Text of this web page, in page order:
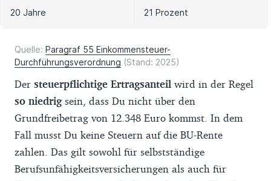
20 Jahre 21 Prozent
Quelle: Paragraf 55 Einkommensteuer-
Durchführungsverordnung (Stand: 2025)
Der steuerpflichtige Ertragsanteil wird in der Regel
so niedrigsein, dass Du nicht über den
Grundfreibetrag von 12.348 Euro kommst. In dem
Fall musst Du keine Steuern auf die BU-Rente
zahlen. Das gilt sowohl für selbstständige
Berufsunfähigkeitsversicherungen als auch für